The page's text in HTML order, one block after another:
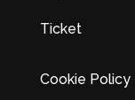
Ticket
Cookie Policy